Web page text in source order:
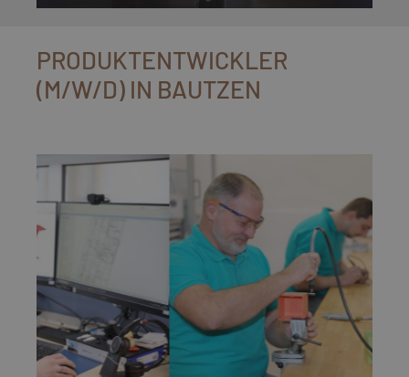
PRODUKTENTWICKLER
(M/W/D) IN BAUTZEN